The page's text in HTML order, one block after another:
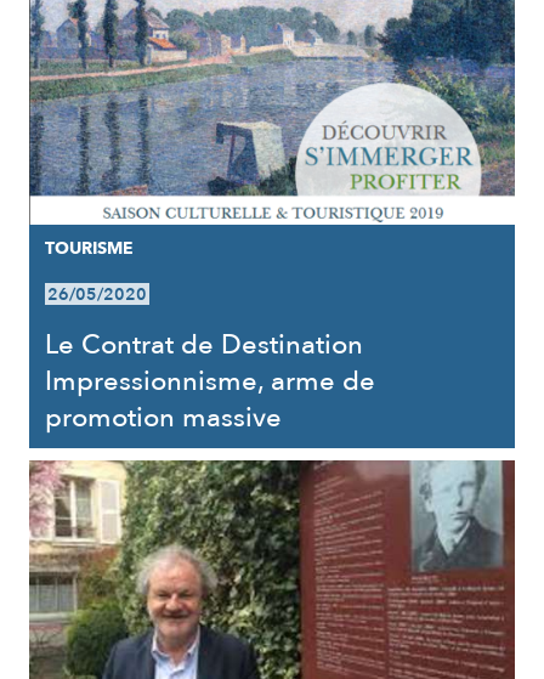
TOURISME
26/05/2020
Le Contrat de Destination
Impressionnisme, arme de
promotion massive